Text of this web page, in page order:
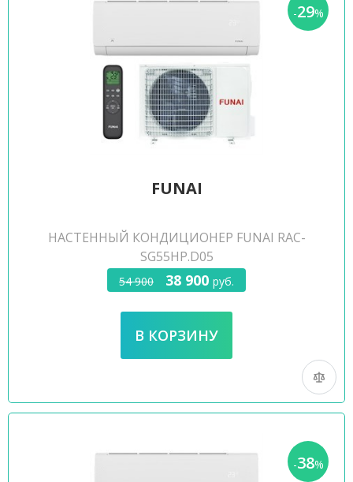
-29%
FUNAI
НАСТЕННЫЙ КОНДИЦИОНЕР FUNAI RAC-
SG55HP.D05
54 900 38 900 руб.
-38%